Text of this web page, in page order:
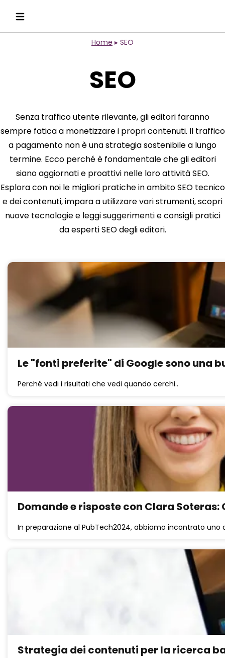
Home ▸ SEO
SEO
Senza traffico utente rilevante, gli editori faranno
sempre fatica a monetizzare i propri contenuti. Il traffico
a pagamento non è una strategia sostenibile a lungo
termine. Ecco perché è fondamentale che gli editori
siano aggiornati e proattivi nelle loro attività SEO.
Esplora con noi le migliori pratiche in ambito SEO tecnico
e dei contenuti, impara a utilizzare vari strumenti, scopri
nuove tecnologie e leggi suggerimenti e consigli pratici
da esperti SEO degli editori.
Le "fonti preferite" di Google sono una
Perché vedi i risultati che vedi quando cerchi..
Domande e risposte con Clara
In preparazione al PubTech2024, abbiamo incontrato uno
Strategia dei contenuti per la ricerca